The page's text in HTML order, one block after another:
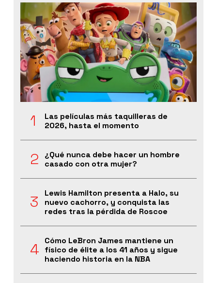
Las películas más taquilleras de
2026, hasta el momento
¿Qué nunca debe hacer un hombre
casado con otra mujer?
Lewis Hamilton presenta a Halo, su
nuevo cachorro, y conquista las
redes tras la pérdida de Roscoe
Cómo LeBron James mantiene un
físico de élite a los 41 años y sigue
haciendo historia en la NBA